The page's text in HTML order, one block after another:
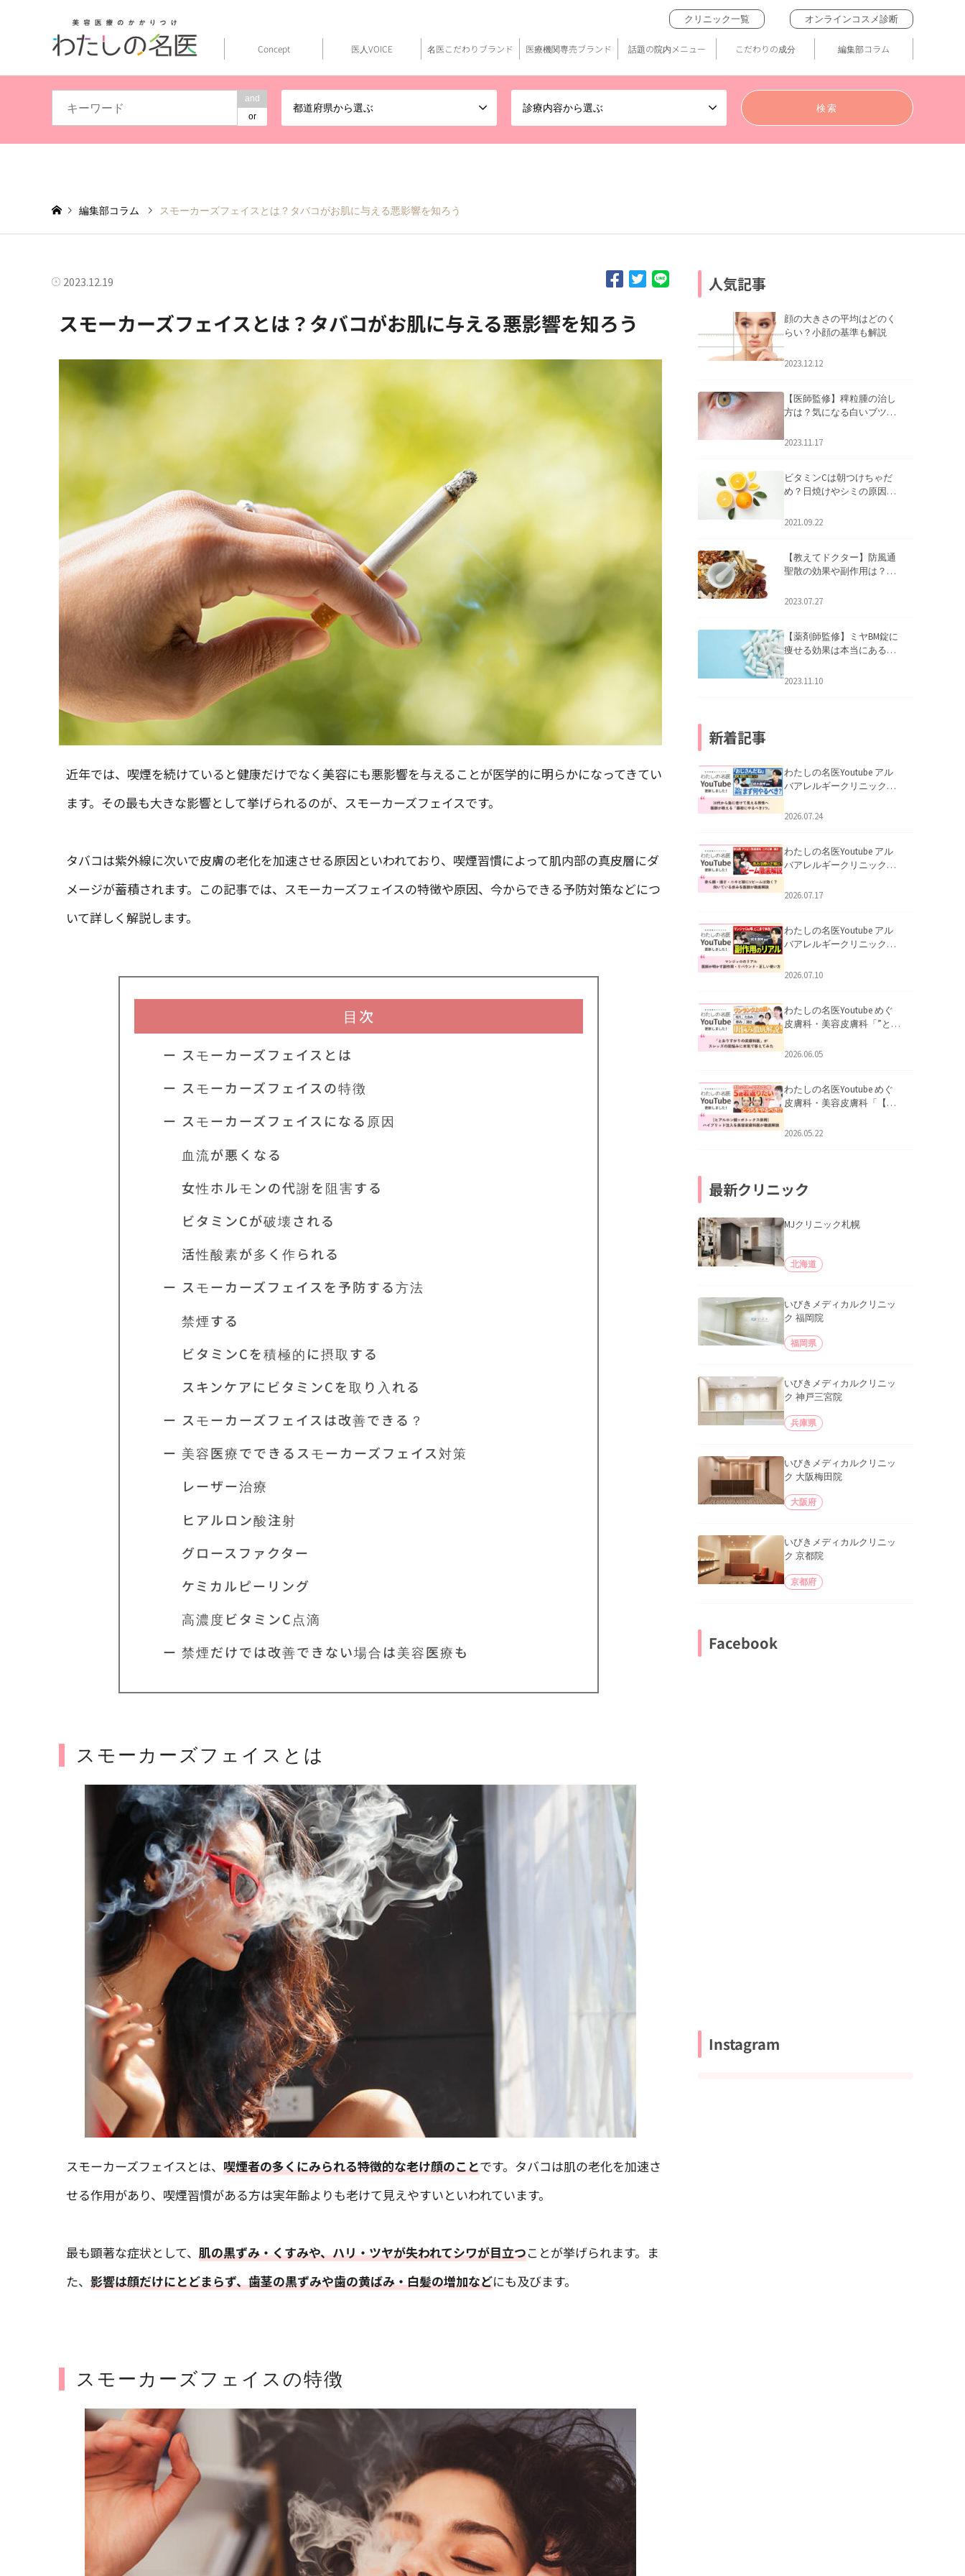
and
or
都道府県から選ぶ 診療内容から選ぶ
クリニック一覧 オンラインコスメ診断
Concept 医人VOICE 名医こだわりブランド 医療機関専売ブランド 話題の院内メニュー こだわりの成分 編集部コラム
編集部コラム スモーカーズフェイスとは？タバコがお肌に与える悪影響を知ろう
2023.12.19
スモーカーズフェイスとは？タバコがお肌に与える悪影響を知ろう
近年では、喫煙を続けていると健康だけでなく美容にも悪影響を与えることが医学的に明らかになってきてい
ます。その最も大きな影響として挙げられるのが、スモーカーズフェイスです。
タバコは紫外線に次いで皮膚の老化を加速させる原因といわれており、喫煙習慣によって肌内部の真皮層にダ
メージが蓄積されます。この記事では、スモーカーズフェイスの特徴や原因、今からできる予防対策などにつ
いて詳しく解説します。
目次
ー スモーカーズフェイスとは
ー スモーカーズフェイスの特徴
ー スモーカーズフェイスになる原因
血流が悪くなる
女性ホルモンの代謝を阻害する
ビタミンCが破壊される
活性酸素が多く作られる
ー スモーカーズフェイスを予防する方法
禁煙する
ビタミンCを積極的に摂取する
スキンケアにビタミンCを取り入れる
ー スモーカーズフェイスは改善できる？
ー 美容医療でできるスモーカーズフェイス対策
レーザー治療
ヒアルロン酸注射
グロースファクター
ケミカルピーリング
高濃度ビタミンC点滴
ー 禁煙だけでは改善できない場合は美容医療も
スモーカーズフェイスとは
スモーカーズフェイスとは、 喫煙者の多くにみられる特徴的な老け顔のことです。タバコは肌の老化を加速さ
せる作用があり、喫煙習慣がある方は実年齢よりも老けて見えやすいといわれています。
最も顕著な症状として、 肌の黒ずみ・くすみや、ハリ・ツヤが失われてシワが目立つことが挙げられます。ま
た、 影響は顔だけにとどまらず、歯茎の黒ずみや歯の黄ばみ・白髪の増加などにも及びます。
スモーカーズフェイスの特徴
人気記事
顔の大きさの平均はどのく
らい？小顔の基準も解説
2023.12.12
【医師監修】稗粒腫の治し
方は？気になる白いブツブ
アについて
2023.11.17
ビタミンCは朝つけちゃだ
め？日焼けやシミの原因に
2021.09.22
【教えてドクター】防風通
聖散の効果や副作用は？長
2023.07.27
【薬剤師監修】ミヤBM錠に
痩せる効果は本当にある
2023.11.10
新着記事
わたしの名医Youtube アル
バアレルギークリニック札
える男性へ｜医師が教える
2026.07.24
わたしの名医Youtube アル
バアレルギークリニック札
跡にVビームは効く？向いて
2026.07.17
わたしの名医Youtube アル
バアレルギークリニック札
医師が明かす副作用・リバ
2026.07.10
わたしの名医Youtube めぐ
皮膚科・美容皮膚科「”とお
ッズの肌悩みに本気で答え
2026.06.05
わたしの名医Youtube めぐ
皮膚科・美容皮膚科「【ヒ
用】ハイブリッド注入を美
2026.05.22
最新クリニック
MJクリニック札幌
北海道
いびきメディカルクリニッ
ク 福岡院
福岡県
いびきメディカルクリニッ
ク 神戸三宮院
兵庫県
いびきメディカルクリニッ
ク 大阪梅田院
大阪府
いびきメディカルクリニッ
ク 京都院
京都府
Facebook
Instagram